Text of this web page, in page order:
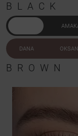
BLACK
DANA
BROWN